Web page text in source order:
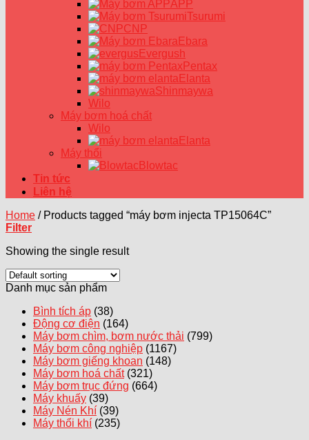
APP
Tsurumi
CNP
Ebara
Evergush
Pentax
Elanta
Shinmaywa
Wilo
Máy bơm hoá chất
Wilo
Elanta
Máy thổi
Blowtac
Tin tức
Liên hệ
Home /Products tagged “máy bơm injecta TP15064C”
Filter
Showing the single result
Danh mục sản phẩm
Bình tích áp (38)
Động cơ điện (164)
Máy bơm chìm, bơm nước thải (799)
Máy bơm công nghiệp (1167)
Máy bơm giếng khoan (148)
Máy bơm hoá chất (321)
Máy bơm trục đứng (664)
Máy khuấy (39)
Máy Nén Khí (39)
Máy thổi khí (235)